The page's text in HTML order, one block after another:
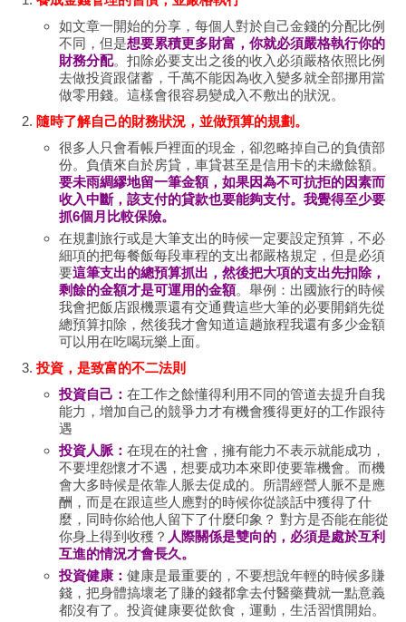
如文章一開始的分享，每個人對於自己金錢的分配比例
不同，但是想要累積更多財富，你就必須嚴格執行你的
財務分配。扣除必要支出之後的收入必須嚴格依照比例
去做投資跟儲蓄，千萬不能因為收入變多就全部挪用當
做零用錢。這樣會很容易變成入不敷出的狀況。
隨時了解自己的財務狀況，並做預算的規劃。
很多人只會看帳戶裡面的現金，卻忽略掉自己的負債部
份。負債來自於房貸，車貸甚至是信用卡的未繳餘額。
要未雨綢繆地留一筆金額，如果因為不可抗拒的因素而
收入中斷，該支付的貸款也要能夠支付。我覺得至少要
抓6個月比較保險。
在規劃旅行或是大筆支出的時候一定要設定預算，不必
細項的把每餐飯每段車程的支出都嚴格規定，但是必須
要這筆支出的總預算抓出，然後把大項的支出先扣除，
剩餘的金額才是可運用的金額。舉例：出國旅行的時候
我會把飯店跟機票還有交通費這些大筆的必要開銷先從
總預算扣除，然後我才會知道這趟旅程我還有多少金額
可以用在吃喝玩樂上面。
投資，是致富的不二法則
投資自己： 在工作之餘懂得利用不同的管道去提升自我
能力，增加自己的競爭力才有機會獲得更好的工作跟待
遇
投資人脈： 在現在的社會，擁有能力不表示就能成功，
不要埋怨懷才不遇，想要成功本來即使要靠機會。而機
會大多時候是依靠人脈去促成的。所謂經營人脈不是應
酬，而是在跟這些人應對的時候你從談話中獲得了什
麼，同時你給他人留下了什麼印象？ 對方是否能在能從
你身上得到收穫？ 人際關係是雙向的，必須是處於互利
互進的情況才會長久。
投資健康： 健康是最重要的，不要想說年輕的時候多賺
錢，把身體搞壞老了賺的錢都拿去付醫藥費就一點意義
都沒有了。投資健康要從飲食，運動，生活習慣開始。